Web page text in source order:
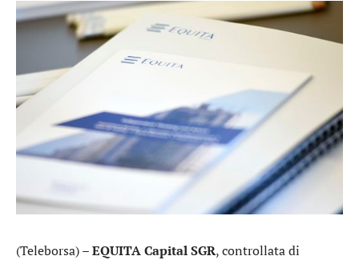
(Teleborsa) –EQUITA Capital SGR, controllata di